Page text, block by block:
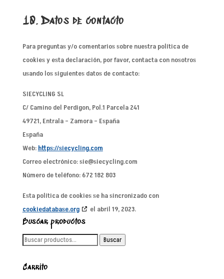
10. Datos de contacto
Para preguntas y/o comentarios sobre nuestra política de
cookies y esta declaración, por favor, contacta con nosotros
usando los siguientes datos de contacto:
SIECYCLING SL
C/ Camino del Perdigon, Pol.1 Parcela 241
49721, Entrala – Zamora – España
España
Web: https://siecycling.com
Correo electrónico:sie@siecycling.com
Número de teléfono: 672 182 803
Esta política de cookies se ha sincronizado con
cookiedatabase.org
el abril 19, 2023.
Buscar productos
Buscar
Buscar
Carrito